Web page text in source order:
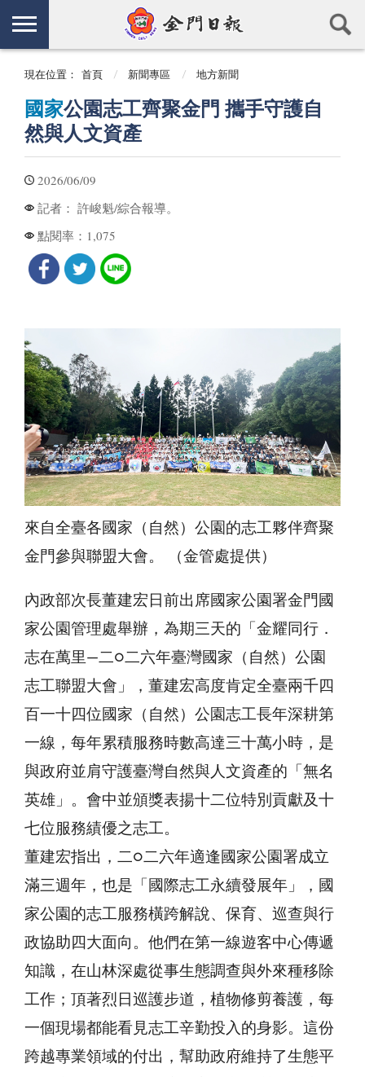
現在位置： 首頁 新聞專區 地方新聞
國家公園志工齊聚金門 攜手守護自
然與人文資產
2026/06/09
記者： 許峻魁/綜合報導。
點閱率： 1,075
來自全臺各國家（自然）公園的志工夥伴齊聚
金門參與聯盟大會。 （金管處提供）
內政部次長董建宏日前出席國家公園署金門國
家公園管理處舉辦，為期三天的「金耀同行．
志在萬里—二○二六年臺灣國家（自然）公園
志工聯盟大會」，董建宏高度肯定全臺兩千四
百一十四位國家（自然）公園志工長年深耕第
一線，每年累積服務時數高達三十萬小時，是
與政府並肩守護臺灣自然與人文資產的「無名
英雄」。會中並頒獎表揚十二位特別貢獻及十
七位服務績優之志工。
董建宏指出，二○二六年適逢國家公園署成立
滿三週年，也是「國際志工永續發展年」，國
家公園的志工服務橫跨解說、保育、巡查與行
政協助四大面向。他們在第一線遊客中心傳遞
知識，在山林深處從事生態調查與外來種移除
工作；頂著烈日巡護步道，植物修剪養護，每
一個現場都能看見志工辛勤投入的身影。這份
跨越專業領域的付出，幫助政府維持了生態平